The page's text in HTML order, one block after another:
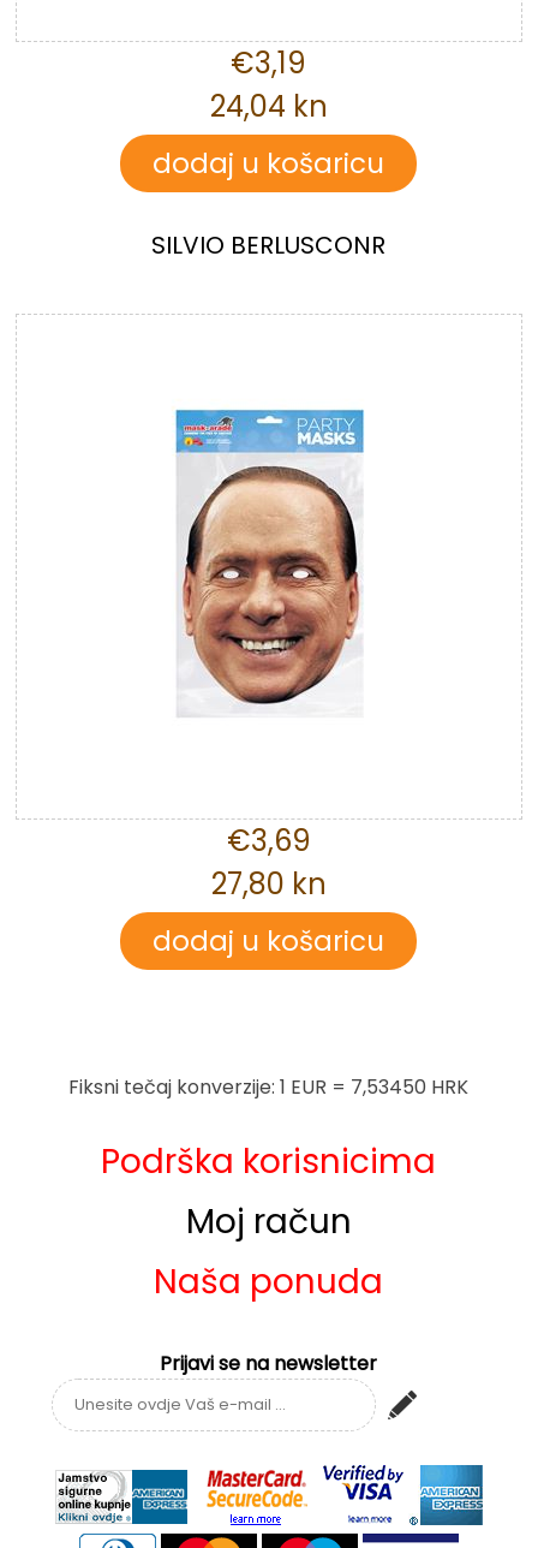
€3,19
24,04 kn
SILVIO BERLUSCONR
€3,69
27,80 kn
Fiksni tečaj konverzije: 1 EUR = 7,53450 HRK
Podrška korisnicima
Moj račun
Naša ponuda
Prijavi se na newsletter